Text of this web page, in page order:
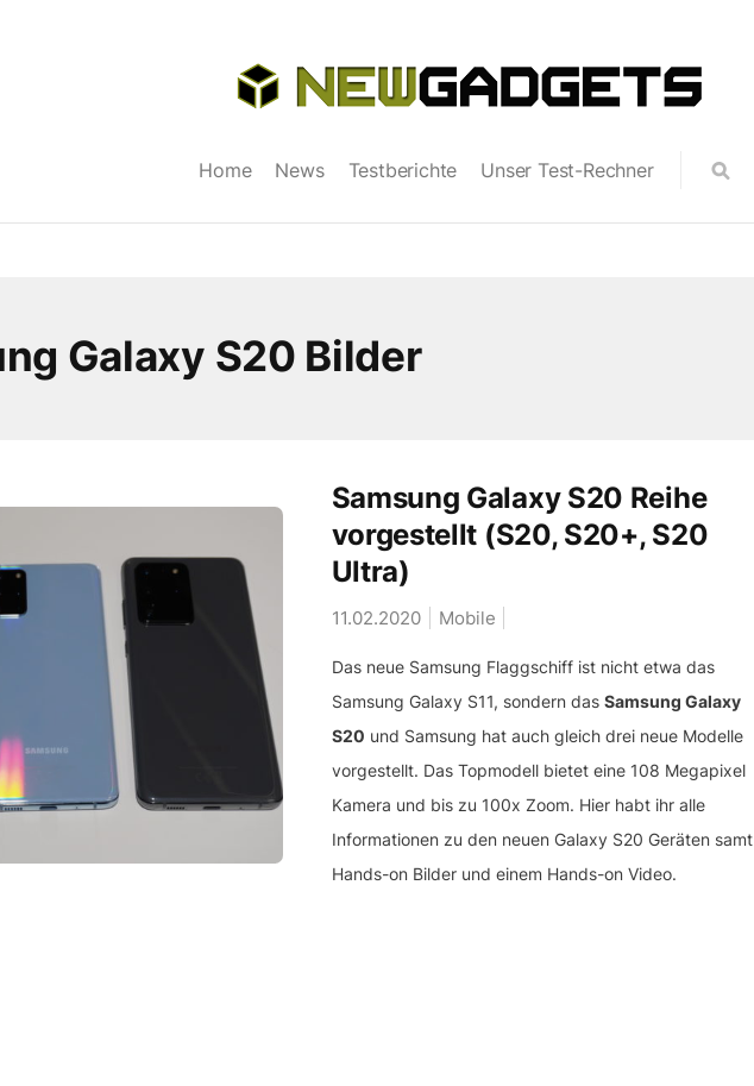
Home News Testberichte Unser Test-Rechner
Galaxy S20 Bilder
Samsung Galaxy S20 Reihe
vorgestellt (S20, S20+, S20
Ultra)
11.02.2020 Mobile
Das neue Samsung Flaggschiff ist nicht etwa das
Samsung Galaxy S11, sondern das Samsung Galaxy
S20 und Samsung hat auch gleich drei neue Modelle
vorgestellt. Das Topmodell bietet eine 108 Megapixel
Kamera und bis zu 100x Zoom. Hier habt ihr alle
Informationen zu den neuen Galaxy S20 Geräten samt
Hands-on Bilder und einem Hands-on Video.